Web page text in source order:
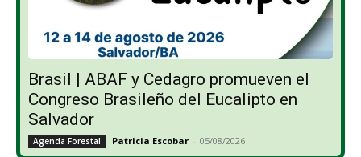
Brasil | ABAF y Cedagro promueven el
Congreso Brasileño del Eucalipto en
Salvador
Agenda Forestal Patricia Escobar - 05/08/2026